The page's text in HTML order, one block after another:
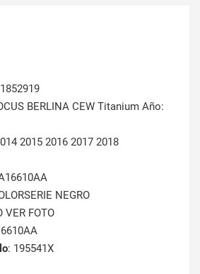
BERLINA CEW Titanium Año:
2015 2016 2017 2018
NEGRO
VER FOTO
: 195541X